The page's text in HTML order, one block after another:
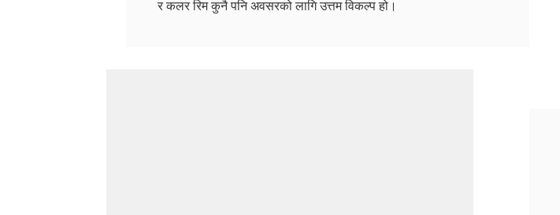
र कलर रिम कुनै पनि अवसरको लागि उत्तम विकल्प हो।